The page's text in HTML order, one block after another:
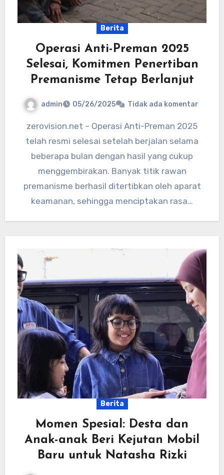
Berita
Operasi Anti-Preman 2025
Selesai, Komitmen Penertiban
Premanisme Tetap Berlanjut
admin 05/26/2025 Tidak ada komentar
zerovision.net – Operasi Anti-Preman 2025
telah resmi selesai setelah berjalan selama
beberapa bulan dengan hasil yang cukup
menggembirakan. Banyak titik rawan
premanisme berhasil ditertibkan oleh aparat
keamanan, sehingga menciptakan rasa…
Berita
Momen Spesial: Desta dan
Anak-anak Beri Kejutan Mobil
Baru untuk Natasha Rizki